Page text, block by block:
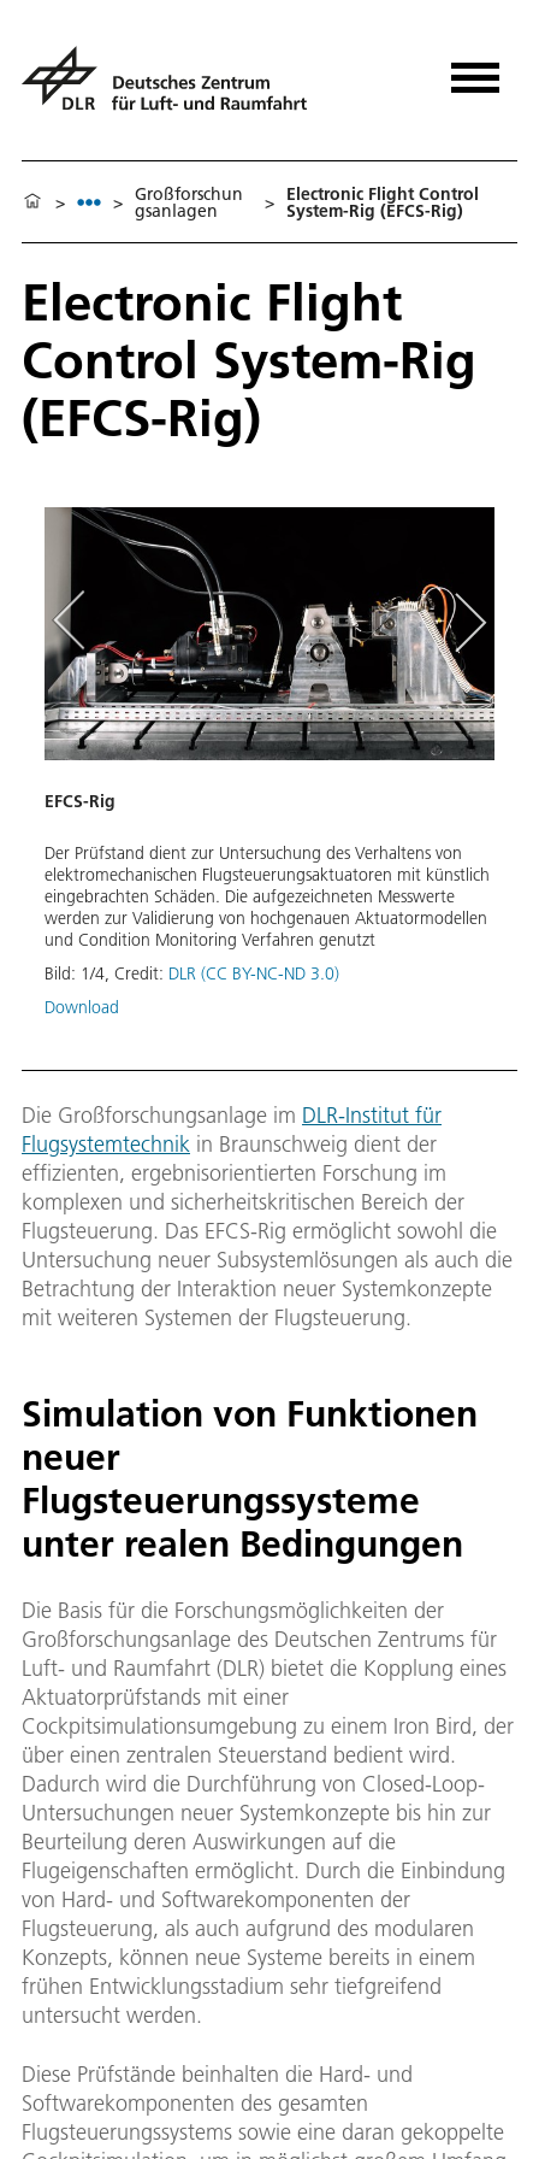
> > Großforschun
gsanlagen > Electronic Flight Control
System-Rig (EFCS-Rig)
Electronic Flight
Control System-Rig
(EFCS-Rig)
EFCS-Rig
Der Prüfstand dient zur Untersuchung des Verhaltens von
elektromechanischen Flugsteuerungsaktuatoren mit künstlich
eingebrachten Schäden. Die aufgezeichneten Messwerte
werden zur Validierung von hochgenauen Aktuatormodellen
und Condition Monitoring Verfahren genutzt
Bild: 1/4, Credit: DLR (CC BY-NC-ND 3.0)
Download
Die Großforschungsanlage im DLR-Institut für
Flugsystemtechnik in Braunschweig dient der
effizienten, ergebnisorientierten Forschung im
komplexen und sicherheitskritischen Bereich der
Flugsteuerung. Das EFCS-Rig ermöglicht sowohl die
Untersuchung neuer Subsystemlösungen als auch die
Betrachtung der Interaktion neuer Systemkonzepte
mit weiteren Systemen der Flugsteuerung.
Simulation von Funktionen
neuer
Flugsteuerungssysteme
unter realen Bedingungen
Die Basis für die Forschungsmöglichkeiten der
Großforschungsanlage des Deutschen Zentrums für
Luft- und Raumfahrt (DLR) bietet die Kopplung eines
Aktuatorprüfstands mit einer
Cockpitsimulationsumgebung zu einem Iron Bird, der
über einen zentralen Steuerstand bedient wird.
Dadurch wird die Durchführung von Closed-Loop-
Untersuchungen neuer Systemkonzepte bis hin zur
Beurteilung deren Auswirkungen auf die
Flugeigenschaften ermöglicht. Durch die Einbindung
von Hard- und Softwarekomponenten der
Flugsteuerung, als auch aufgrund des modularen
Konzepts, können neue Systeme bereits in einem
frühen Entwicklungsstadium sehr tiefgreifend
untersucht werden.
Diese Prüfstände beinhalten die Hard- und
Softwarekomponenten des gesamten
Flugsteuerungssystems sowie eine daran gekoppelte